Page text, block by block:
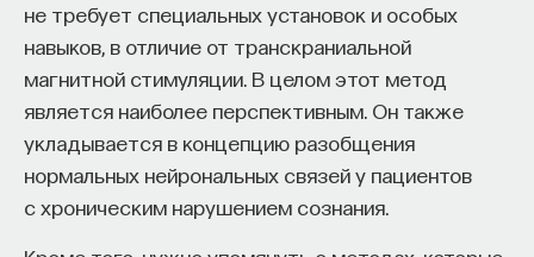
не требует специальных установок и особых
навыков, в отличие от транскраниальной
магнитной стимуляции. В целом этот метод
является наиболее перспективным. Он также
укладывается в концепцию разобщения
нормальных нейрональных связей у пациентов
с хроническим нарушением сознания.